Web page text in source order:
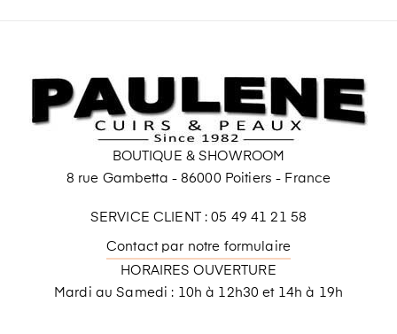
BOUTIQUE & SHOWROOM
8 rue Gambetta - 86000 Poitiers - France
SERVICE CLIENT : 05 49 41 21 58
Contact par notre formulaire
HORAIRES OUVERTURE
Mardi au Samedi : 10h à 12h30 et 14h à 19h